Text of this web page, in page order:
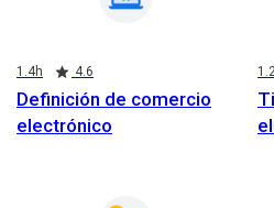
Definición de comercio
electrónico
Duration
1.4h
Rating 4.6
Duration
Rating